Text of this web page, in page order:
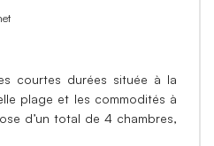
courtes durées située à la
plage et les commodités à
d’un total de 4 chambres,